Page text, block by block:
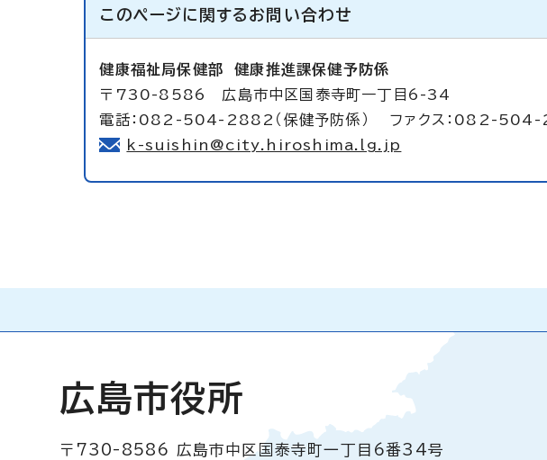
このページに関する お問い合わせ
健康福祉局保健部健康推進課保健予防係
〒730-8586 広島市中区国泰寺町一丁目6-34
電話：082-504-2882（保健予防係） ファクス：082-
k-suishin@city.hiroshima.lg.jp
広島市役所
〒730-8586 広島市中区国泰寺町一丁目6番34号